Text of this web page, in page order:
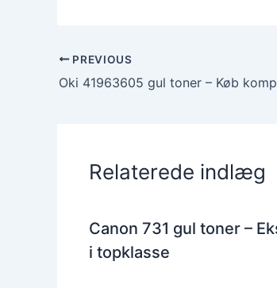
PREVIOUS
Oki 41963605 gul toner – Køb
Relaterede indlæg
Canon 731 gul toner –
i topklasse